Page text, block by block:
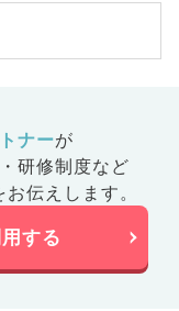
ナーが
研修制度など
伝えします。
する